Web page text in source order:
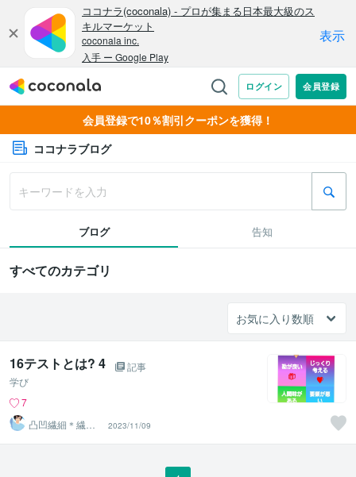
会員登録で10％割引クーポンを獲得！
ココナラブログ
ブログ 告知
すべてのカテゴリ
16テストとは? 4
記事
学び
7
凸凹繊細＊繊細
親子発達親子の
お話相手
2023/11/09